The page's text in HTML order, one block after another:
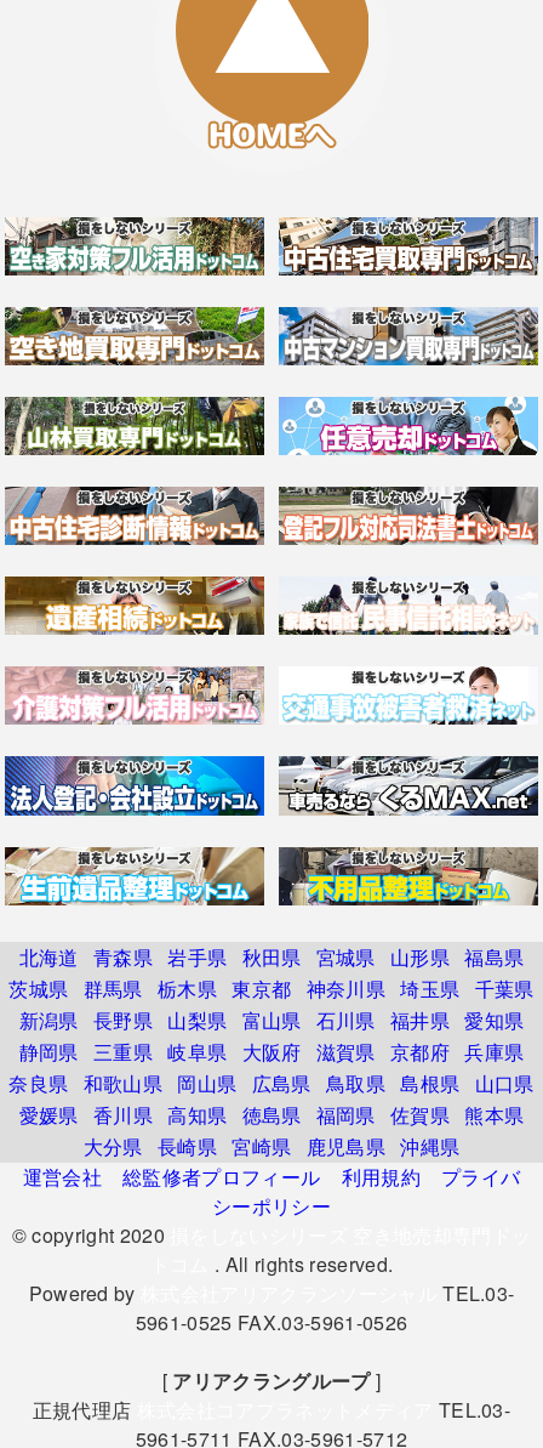
北海道 青森県 岩手県 秋田県 宮城県 山形県 福島県
茨城県 群馬県 栃木県 東京都 神奈川県 埼玉県 千葉県
新潟県 長野県 山梨県 富山県 石川県 福井県 愛知県
静岡県 三重県 岐阜県 大阪府 滋賀県 京都府 兵庫県
奈良県 和歌山県 岡山県 広島県 鳥取県 島根県
山口県
愛媛県 香川県 高知県 徳島県 福岡県 佐賀県 熊本県
大分県 長崎県 宮崎県 鹿児島県 沖縄県
運営会社
総監修者プロフィール 利用規約
プライバ
シーポリシー
© copyright 2020
. All rights reserved.
Powered by
TEL.03-
5961-0525 FAX.03-5961-0526
[ アリアクラングループ]
正規代理店
TEL.03-
5961-5711 FAX.03-5961-5712